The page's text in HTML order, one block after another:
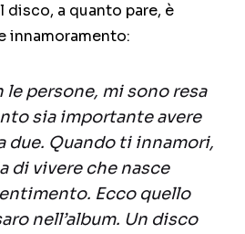
a quanto pare, è
innamoramento:
le persone, mi sono resa
sia importante avere
due. Quando ti innamori,
di vivere che nasce
Ecco quello
nell’album. Un disco